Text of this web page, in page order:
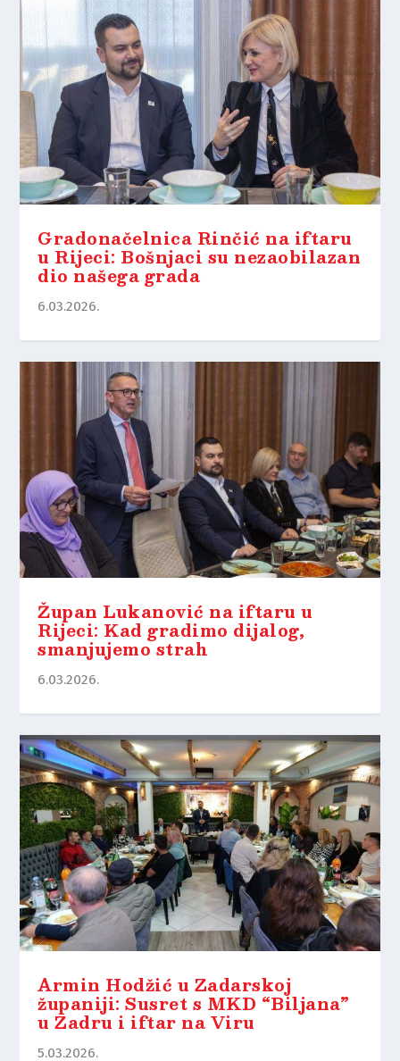
Gradonačelnica Rinčić na iftaru
u Rijeci: Bošnjaci su nezaobilazan
dio našega grada
6.03.2026.
Župan Lukanović na iftaru u
Rijeci: Kad gradimo dijalog,
smanjujemo strah
6.03.2026.
Armin Hodžić u Zadarskoj
županiji: Susret s MKD “Biljana”
u Zadru i iftar na Viru
5.03.2026.